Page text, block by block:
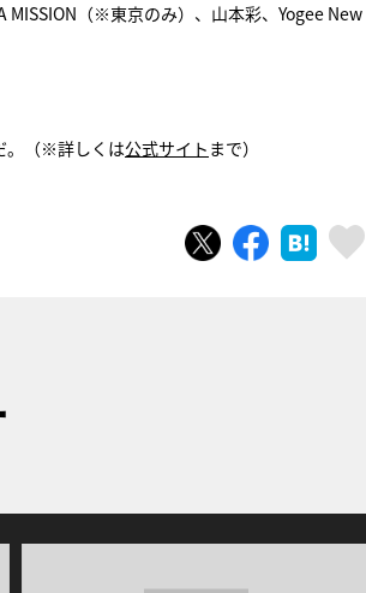
（※東京のみ）、山本彩、Yogee New
。（※詳しくは公式サイト まで）
ツイートシェア はてブ